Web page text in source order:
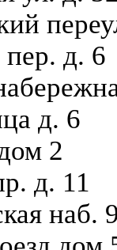
д. 6
д. 6
2
д. 11
наб.